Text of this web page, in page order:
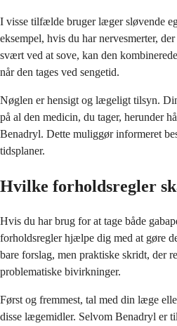
I visse tilfælde bruger læger sløvende
eksempel, hvis du har nervesmerter,
svært ved at sove, kan den
når den tages ved sengetid.
Nøglen er hensigt og lægeligt tilsyn.
på al den medicin, du tager, herunder
Benadryl. Dette muliggør informeret
tidsplaner.
Hvilke forholdsregler
Hvis du har brug for at tage både
forholdsregler hjælpe dig med at gøre
bare forslag, men praktiske skridt, der
problematiske bivirkninger.
Først og fremmest, tal med din læge
disse lægemidler. Selvom Benadryl er